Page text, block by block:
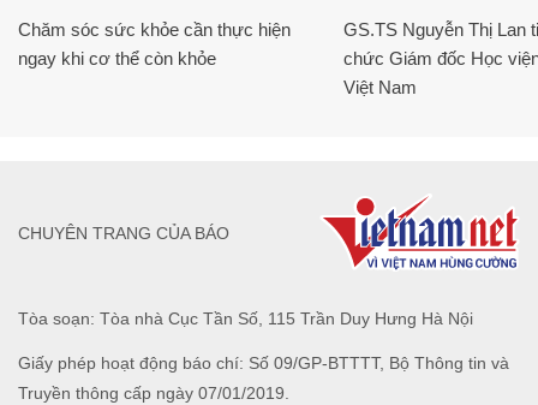
Chăm sóc sức khỏe cần thực hiện
ngay khi cơ thể còn khỏe
GS.TS Nguyễn Thị Lan
chức Giám đốc Học
Việt Nam
Tòa soạn: Tòa nhà Cục Tần Số, 115 Trần Duy Hưng Hà Nội
Giấy phép hoạt động báo chí: Số 09/GP-BTTTT, Bộ Thông tin và
Truyền thông cấp ngày 07/01/2019.
CHUYÊN TRANG CỦA BÁO